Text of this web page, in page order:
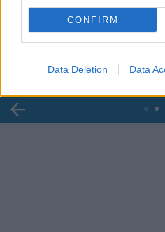
CONFIRM
Data Deletion Data
Leonardo Maria Del
in ospedale. Le